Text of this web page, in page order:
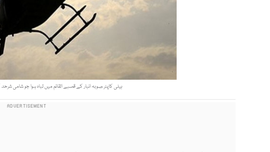
ہیلی کاپٹر صوبہ انبار کے قصبے القائم میں تباہ ہوا جو شامی